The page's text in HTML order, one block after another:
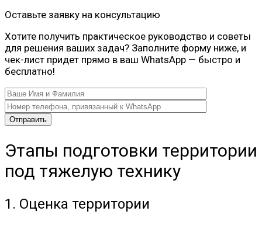
Оставьте заявку на консультацию
Хотите получить практическое руководство и советы
для решения ваших задач? Заполните форму ниже, и
чек-лист придет прямо в ваш WhatsApp — быстро и
бесплатно!
Этапы подготовки территории
под тяжелую технику
1. Оценка территории